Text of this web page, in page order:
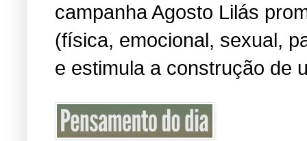
campanha Agosto Lilás
(física, emocional, sexual,
e estimula a construção de